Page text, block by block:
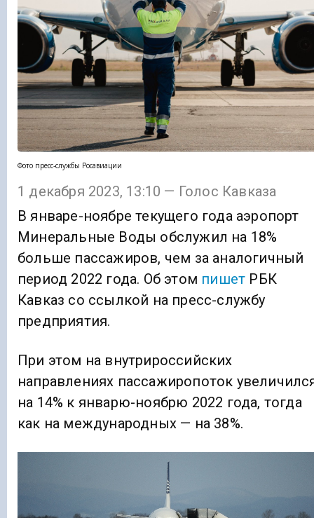
Фото пресс-службы Росавиации
1 декабря 2023, 13:10 — Голос Кавказа
В январе-ноябре текущего года аэропорт
Минеральные Воды обслужил на 18%
больше пассажиров, чем за аналогичный
период 2022 года. Об этом пишет РБК
Кавказ со ссылкой на пресс-службу
предприятия.
При этом на внутрироссийских
направлениях пассажиропоток
на 14% к январю-ноябрю 2022 года, тогда
как на международных — на 38%.